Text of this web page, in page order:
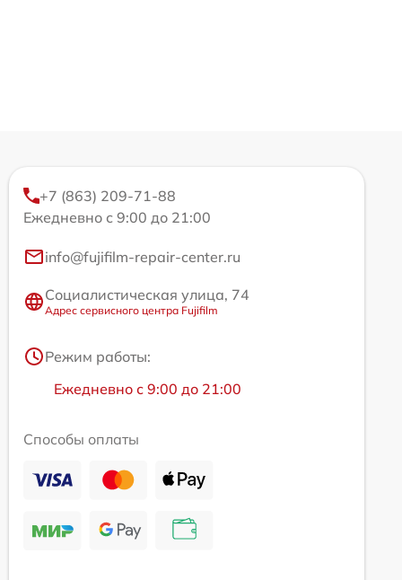
+7 (863) 209-71-88
Ежедневно с 9:00 до 21:00
info@fujifilm-repair-center.ru
Социалистическая улица, 74
Адрес сервисного центра Fujifilm
Режим работы:
Ежедневно с 9:00 до 21:00
Способы оплаты